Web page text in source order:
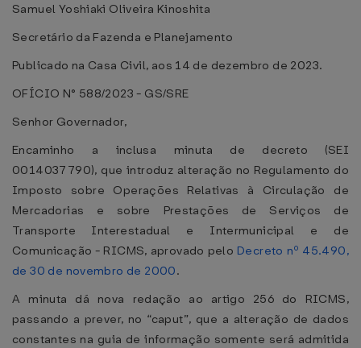
Samuel Yoshiaki Oliveira Kinoshita
Secretário da Fazenda e Planejamento
Publicado na Casa Civil, aos 14 de dezembro de 2023.
OFÍCIO N° 588/2023 - GS/SRE
Senhor Governador,
Encaminho a inclusa minuta de decreto (SEI
0014037790), que introduz alteração no Regulamento do
Imposto sobre Operações Relativas à Circulação de
Mercadorias e sobre Prestações de Serviços de
Transporte Interestadual e Intermunicipal e de
Comunicação - RICMS, aprovado pelo Decreto nº 45.490,
de 30 de novembro de 2000.
A minuta dá nova redação ao artigo 256 do RICMS,
passando a prever, no “caput”, que a alteração de dados
constantes na guia de informação somente será admitida